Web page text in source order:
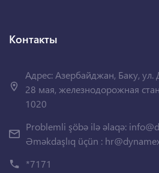
Контакты
Адрес: Азербайджан, Баку, ул.
28 мая, железнодорожная
1020
Problemli şöbə ilə əlaqə:
Əməkdaşlıq üçün :
*7171